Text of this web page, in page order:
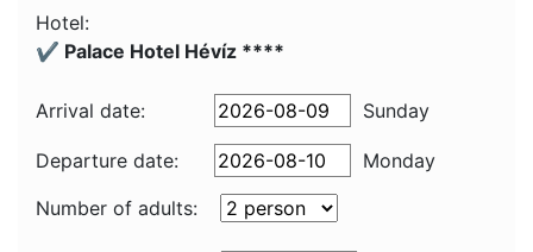
Hotel:
✔️ Palace Hotel Hévíz ****
Arrival date: Sunday
Departure date:
Monday
Number of adults: